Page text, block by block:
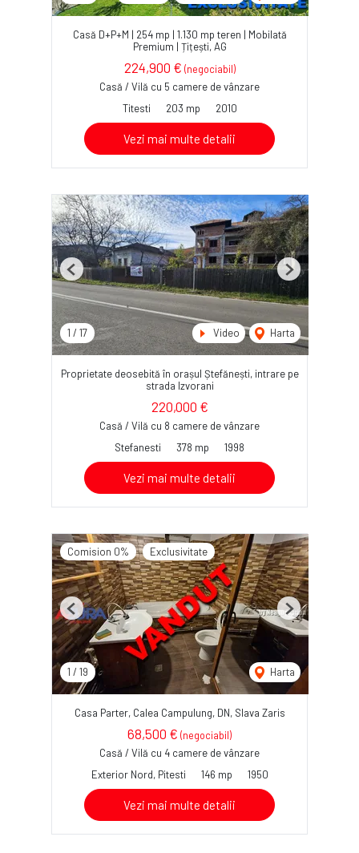
Casă D+P+M | 254 mp | 1.130 mp teren | Mobilată
Premium | Țițești, AG
224,900 € (negociabil)
Casă / Vilă cu 5 camere de vânzare
Titesti
203 mp 2010
Vezi mai multe detalii
1 / 17 Video Harta
Previous Next
Proprietate deosebită în orașul Ștefănești, intrare pe
strada Izvorani
220,000 €
Casă / Vilă cu 8 camere de vânzare
Stefanesti
378 mp 1998
Vezi mai multe detalii
Comision 0% Exclusivitate
1 / 19 Harta
Previous Next
Casa Parter, Calea Campulung, DN, Slava Zaris
68,500 € (negociabil)
Casă / Vilă cu 4 camere de vânzare
Exterior Nord, Pitesti
146 mp 1950
Vezi mai multe detalii